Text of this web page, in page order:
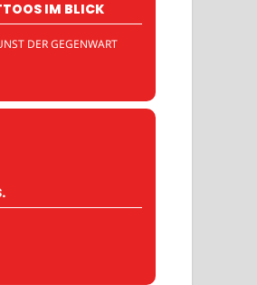
IM BLICK
DER GEGENWART